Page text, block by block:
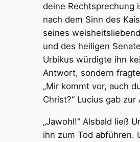
deine Rechtsprechung
nach dem Sinn des
seines
und des heiligen
Urbikus würdigte ihn
Antwort, sondern
„Mir kommt vor, auch
Christ?“ Lucius gab
„Jawohl!“ Alsbald ließ
ihn zum Tod abführen.